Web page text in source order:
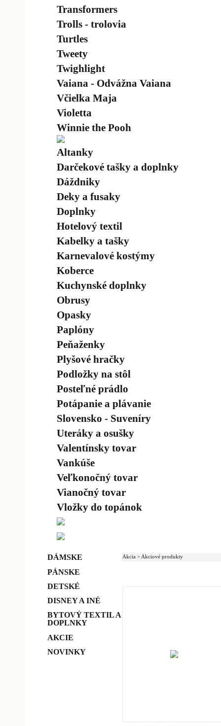
Transformers
Trolls - trolovia
Turtles
Tweety
Twighlight
Vaiana - Odvážna Vaiana
Včielka Maja
Violetta
Winnie the Pooh
Altanky
Darčekové tašky a doplnky
Dáždniky
Deky a fusaky
Doplnky
Hotelový textil
Kabelky a tašky
Karnevalové kostýmy
Koberce
Kuchynské doplnky
Obrusy
Opasky
Paplóny
Peňaženky
Plyšové hračky
Podložky na stôl
Posteľné prádlo
Potápanie a plávanie
Slovensko - Suveníry
Uteráky a osušky
Valentínsky tovar
Vankúše
Veľkonočný tovar
Vianočný tovar
Vložky do topánok
DÁMSKE
PÁNSKE
DETSKÉ
DISNEY A INÉ
BYTOVÝ TEXTIL A
DOPLNKY
AKCIE
NOVINKY
Akcia > Akciové produkty